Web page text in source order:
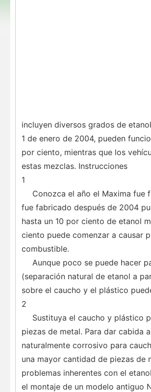
incluyen diversos grados de
1 de enero de 2004, pueden
por ciento, mientras que los
estas mezclas. Instrucciones
1
Conozca el año el Maxima fue
fue fabricado después de 2004
hasta un 10 por ciento de etanol
ciento puede comenzar a causar
combustible.
Aunque poco se puede hacer
(separación natural de etanol a
sobre el caucho y el plástico
2
Sustituya el caucho y plástico
piezas de metal. Para dar cabida
naturalmente corrosivo para
una mayor cantidad de piezas de
problemas inherentes con el
el montaje de un modelo antiguo